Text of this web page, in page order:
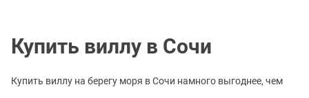
Купить виллу в Сочи
Купить виллу на берегу моря в Сочи намного выгоднее, чем